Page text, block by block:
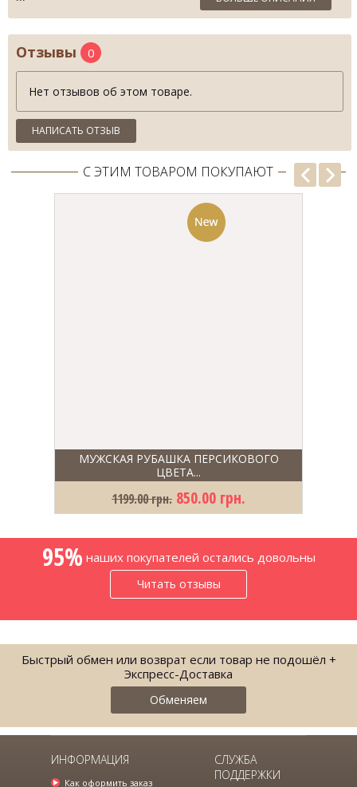
качество. Ткани для костюмов бренда Sergio Ellini отбираются из
новыми идеями. Демисезонная ткань с составом 80% шерсть,
20%вискоза. Данный
удачно сочетается с белой или светлых, теплых оттенков рубашкой,
оттенков. Однобортный пиджак с двумя пуговицами и одной
клапанами – удачно сядет на Вас благодаря отличному крою и
точным лекалам.
мужской костюм купить недорого
Вы сможете в этом разделе
сайта. Благодаря отличному качеству костюмы можно приобретать
быстро, не отходя от компьютера и по оптимальным ценам.
мужской костюм купить
Отзывы 0
Нет отзывов об этом товаре.
НАПИСАТЬ ОТЗЫВ
С ЭТИМ ТОВАРОМ ПОКУПАЮТ
МУЖСКАЯ РУБАШКА ПЕРСИКОВОГО
ЦВЕТА...
1199.00 грн. 850.00 грн.
95% наших покупателей остались довольны
Читать отзывы
Быстрый обмен или возврат если товар не подошёл +
Экспресс-Доставка
Обменяем
ИНФОРМАЦИЯ
Как оформить заказ
СЛУЖБА
ПОДДЕРЖКИ